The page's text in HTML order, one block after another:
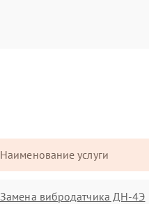
Наименование услуги
Замена вибродатчика ДН-4Э